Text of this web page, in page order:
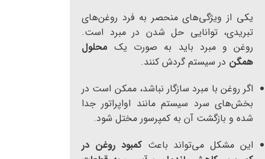
یکی از ویژگی‌های منحصر به فرد روغن‌های
تبریدی، توانایی حل شدن در مبرد است.
روغن و مبرد باید به صورت یک محلول
همگن در سیستم گردش کنند.
اگر روغن با مبرد سازگار نباشد، ممکن است در
بخش‌های سرد سیستم مانند اواپراتور جدا
شده و بازگشت آن به کمپرسور مختل شود.
این مشکل می‌تواند باعثکمبود روغن در